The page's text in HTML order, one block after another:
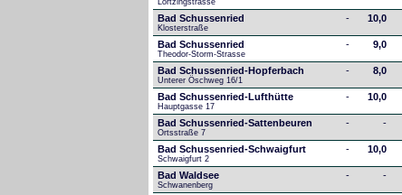
Lortzingstrasse
Bad Schussenried
Klosterstraße
- 10,0
Bad Schussenried
Theodor-Storm-Strasse
- 9,0
Bad Schussenried-Hopferbach
Unterer Öschweg 16/1
- 8,0
Bad Schussenried-Lufthütte
Hauptgasse 17
- 10,0
Bad Schussenried-Sattenbeuren
Ortsstraße 7
- -
Bad Schussenried-Schwaigfurt
Schwaigfurt 2
- 10,0
Bad Waldsee
Schwanenberg
- -